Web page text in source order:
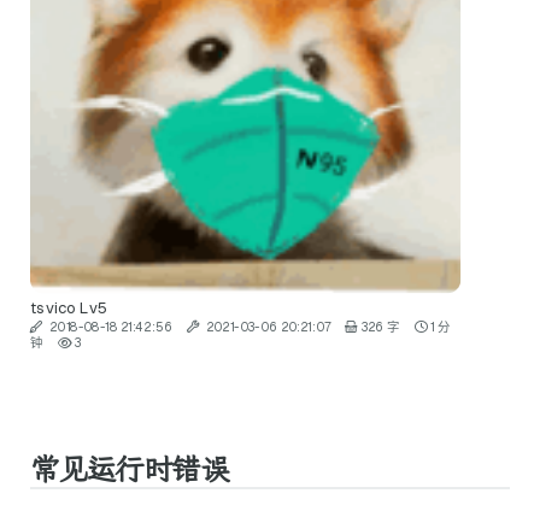
tsvico Lv5
2018-08-18 21:42:56 2021-03-06 20:21:07 326 字
1 分
钟
3
常见运行时错误